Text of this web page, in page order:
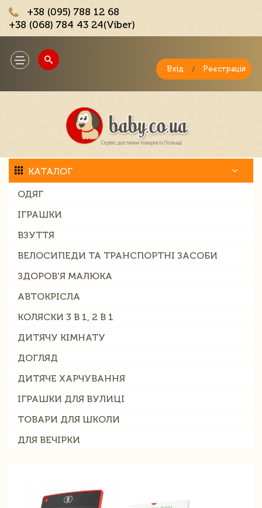
+38 (095) 788 12 68
+38 (068) 784 43 24(Viber)
Toggle
navigation
Вхід / Реєстрація
КАТАЛОГ
ОДЯГ
ІГРАШКИ
ВЗУТТЯ
ВЕЛОСИПЕДИ ТА ТРАНСПОРТНІ ЗАСОБИ
ЗДОРОВ'Я МАЛЮКА
АВТОКРІСЛА
КОЛЯСКИ 3 В 1, 2 В 1
ДИТЯЧУ КІМНАТУ
ДОГЛЯД
ДИТЯЧЕ ХАРЧУВАННЯ
ІГРАШКИ ДЛЯ ВУЛИЦІ
ТОВАРИ ДЛЯ ШКОЛИ
ДЛЯ ВЕЧІРКИ